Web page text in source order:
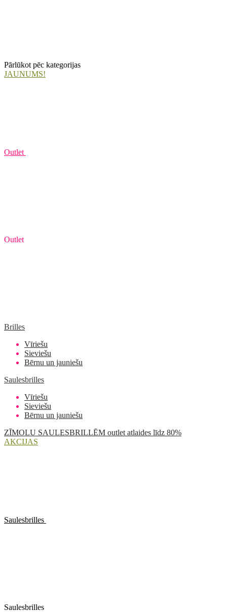
Pārlūkot pēc kategorijas
JAUNUMS!
Outlet
Outlet
Brilles
Vīriešu
Sieviešu
Bērnu un jauniešu
Saulesbrilles
Vīriešu
Sieviešu
Bērnu un jauniešu
ZĪMOLU SAULESBRILLĒM outlet atlaides līdz 80%
AKCIJAS
Saulesbrilles
Saulesbrilles